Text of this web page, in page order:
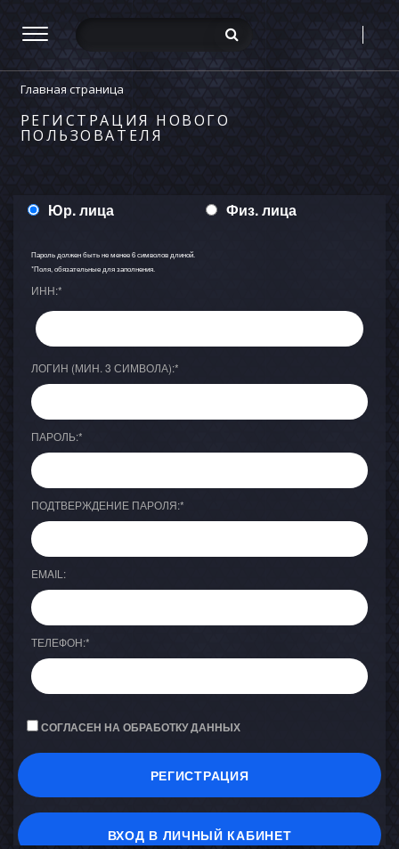
Главная страница
РЕГИСТРАЦИЯ НОВОГО
ПОЛЬЗОВАТЕЛЯ
Юр. лица Физ. лица
Пароль должен быть не менее 6 символов длиной.
*Поля, обязательные для заполнения.
ИНН:*
ЛОГИН (МИН. 3 СИМВОЛА):*
ПАРОЛЬ:*
ПОДТВЕРЖДЕНИЕ ПАРОЛЯ:*
EMAIL:
ТЕЛЕФОН:*
СОГЛАСЕН НА ОБРАБОТКУ ДАННЫХ
ВХОД В ЛИЧНЫЙ КАБИНЕТ